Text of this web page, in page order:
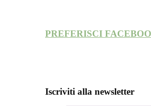
PREFERISCI
Iscriviti alla newsletter